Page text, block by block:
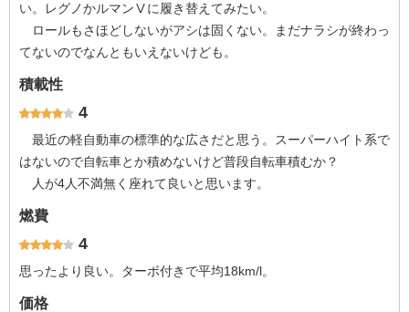
い。レグノかルマンⅤに履き替えてみたい。
ロールもさほどしないがアシは固くない。まだナラシが終わっ
てないのでなんともいえないけども。
積載性
4
最近の軽自動車の標準的な広さだと思う。スーパーハイト系で
はないので自転車とか積めないけど普段自転車積むか？
人が4人不満無く座れて良いと思います。
燃費
4
思ったより良い。ターボ付きで平均18km/l。
価格